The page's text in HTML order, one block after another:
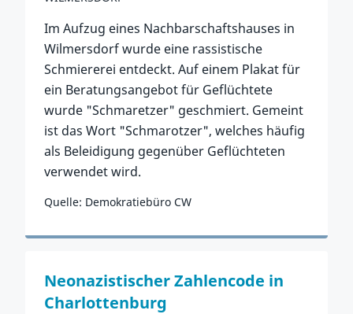
Im Aufzug eines Nachbarschaftshauses in
Wilmersdorf wurde eine rassistische
Schmiererei entdeckt. Auf einem Plakat für
ein Beratungsangebot für Geflüchtete
wurde "Schmaretzer" geschmiert. Gemeint
ist das Wort "Schmarotzer", welches häufig
als Beleidigung gegenüber Geflüchteten
verwendet wird.
Quelle: Demokratiebüro CW
Zum Vorfall
Neonazistischer Zahlencode in
Charlottenburg